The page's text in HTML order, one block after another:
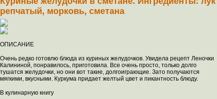
репчатый, морковь, сметана
ОПИСАНИЕ
Очень редко готовлю блюда из куриных желудочков. Увидела рецепт Леночки
Калининой, понравилось, приготовила. Все очень просто, только долго
тушатся желудочки, но они вот такие, долгоиграющие. Зато получаются
мягкими, вкусными. Куркума придает желтый цвет и пикантность блюду.
В кулинарную книгу